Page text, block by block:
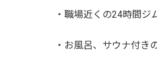
・職場近くの24時間ジ
・お風呂、サウナ付き